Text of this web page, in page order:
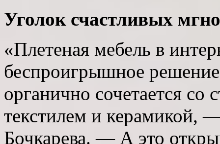
Уголок счастливых
«Плетеная мебель в
беспроигрышное
органично сочетается со
текстилем и керамикой,
Бочкарева. — А это